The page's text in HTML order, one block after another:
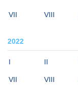
VII VIII
2022
I II
VII VIII